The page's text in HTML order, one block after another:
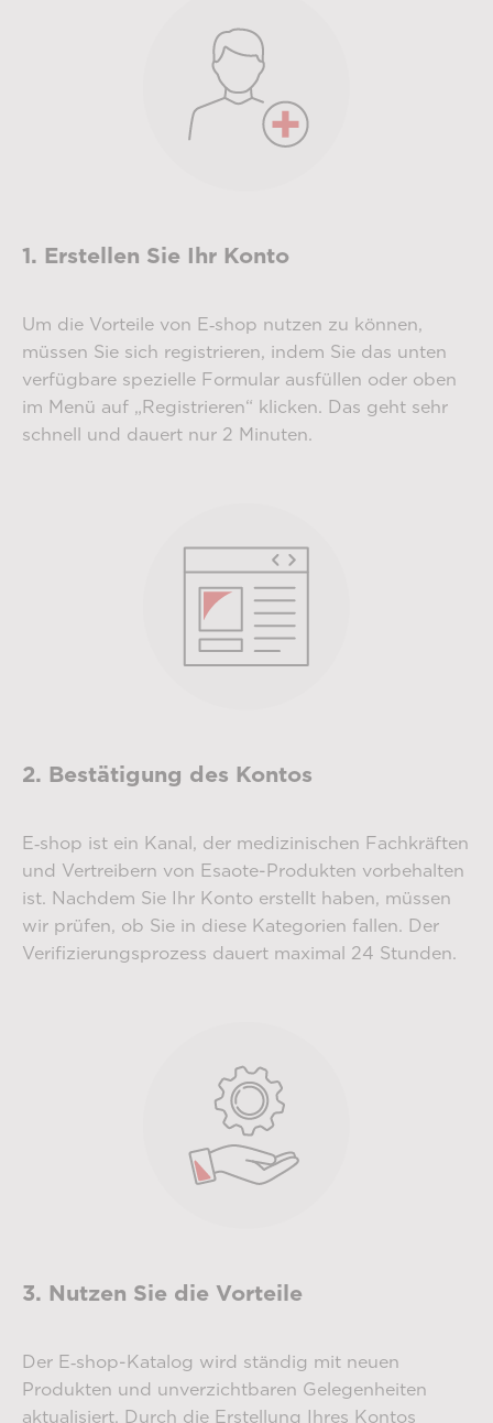
1. Erstellen Sie Ihr Konto
Um die Vorteile von E‑shop nutzen zu können,
müssen Sie sich registrieren, indem Sie das unten
verfügbare spezielle Formular ausfüllen oder oben
im Menü auf „Registrieren“ klicken. Das geht sehr
schnell und dauert nur 2 Minuten.
2. Bestätigung des Kontos
E‑shop ist ein Kanal, der medizinischen Fachkräften
und Vertreibern von Esaote-Produkten vorbehalten
ist. Nachdem Sie Ihr Konto erstellt haben, müssen
wir prüfen, ob Sie in diese Kategorien fallen. Der
Verifizierungsprozess dauert maximal 24 Stunden.
3. Nutzen Sie die Vorteile
Der E‑shop-Katalog wird ständig mit neuen
Produkten und unverzichtbaren Gelegenheiten
aktualisiert. Durch die Erstellung Ihres Kontos